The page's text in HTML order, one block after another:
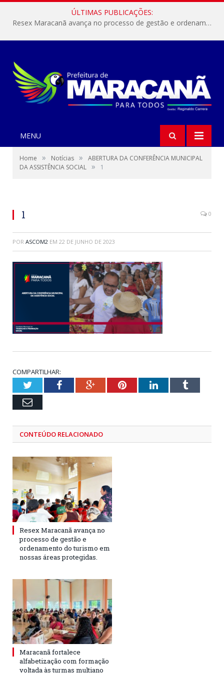
ÚLTIMAS PUBLICAÇÕES:
Resex Maracanã avança no processo de gestão e ordenamento do turismo em nossas áreas protegidas.
MENU
Home » Notícias »
ABERTURA DA CONFERÊNCIA MUNICIPAL
DA ASSISTÊNCIA SOCIAL » 1
1 0
POR ASCOM2 EM 22 DE JUNHO DE 2023
COMPARTILHAR:
TwitterFacebookGoogle+PinterestLinkedInTumblr
Email
CONTEÚDO RELACIONADO
Resex Maracanã avança no
processo de gestão e
ordenamento do turismo em
nossas áreas protegidas.
Maracanã fortalece
alfabetização com formação
voltada às turmas multiano